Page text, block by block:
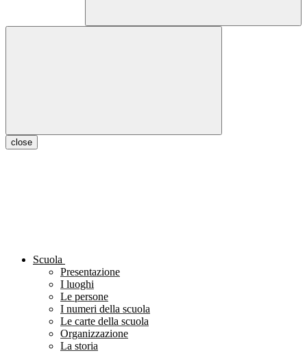
close
Scuola
Presentazione
I luoghi
Le persone
I numeri della scuola
Le carte della scuola
Organizzazione
La storia